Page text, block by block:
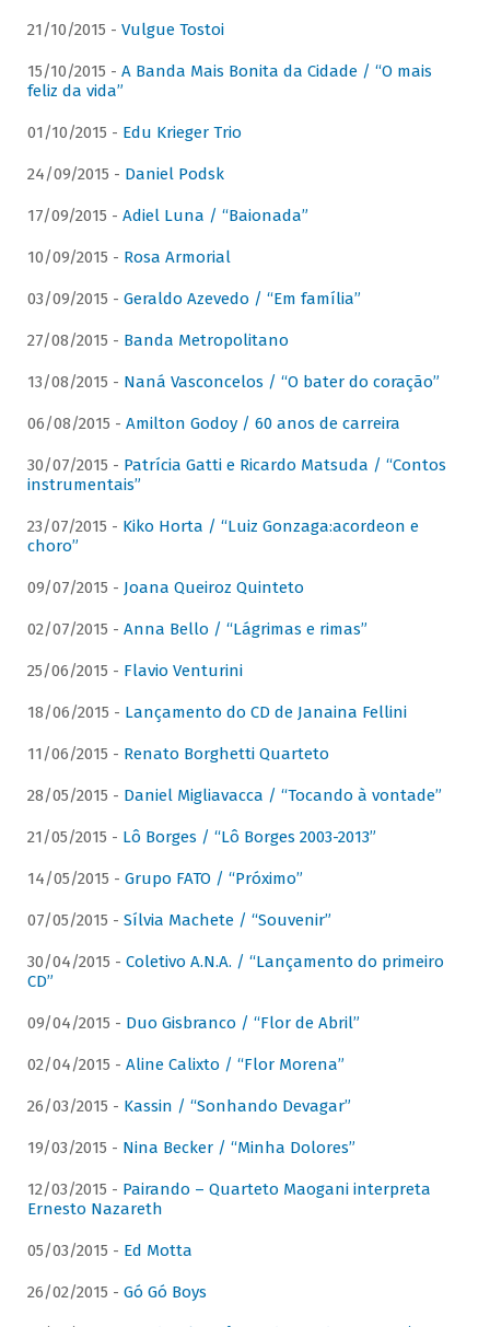
21/10/2015 - Vulgue Tostoi
15/10/2015 - A Banda Mais Bonita da Cidade / “O mais
feliz da vida”
01/10/2015 - Edu Krieger Trio
24/09/2015 - Daniel Podsk
17/09/2015 - Adiel Luna / “Baionada”
10/09/2015 - Rosa Armorial
03/09/2015 - Geraldo Azevedo / “Em família”
27/08/2015 - Banda Metropolitano
13/08/2015 - Naná Vasconcelos / “O bater do coração”
06/08/2015 - Amilton Godoy / 60 anos de carreira
30/07/2015 - Patrícia Gatti e Ricardo Matsuda / “Contos
instrumentais”
23/07/2015 - Kiko Horta / “Luiz Gonzaga:acordeon e
choro”
09/07/2015 - Joana Queiroz Quinteto
02/07/2015 - Anna Bello / “Lágrimas e rimas”
25/06/2015 - Flavio Venturini
18/06/2015 - Lançamento do CD de Janaina Fellini
11/06/2015 - Renato Borghetti Quarteto
28/05/2015 - Daniel Migliavacca / “Tocando à vontade”
21/05/2015 - Lô Borges / “Lô Borges 2003-2013”
14/05/2015 - Grupo FATO / “Próximo”
07/05/2015 - Sílvia Machete / “Souvenir”
30/04/2015 - Coletivo A.N.A. / “Lançamento do primeiro
CD”
09/04/2015 - Duo Gisbranco / “Flor de Abril”
02/04/2015 - Aline Calixto / “Flor Morena”
26/03/2015 - Kassin / “Sonhando Devagar”
19/03/2015 - Nina Becker / “Minha Dolores”
12/03/2015 - Pairando – Quarteto Maogani interpreta
Ernesto Nazareth
05/03/2015 - Ed Motta
26/02/2015 - Gó Gó Boys